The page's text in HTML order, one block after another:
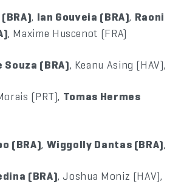
, Ian Gouveia (BRA), Raoni
, Maxime Huscenot (FRA)
Souza (BRA), Keanu Asing (HAV),
(PRT), Tomas Hermes
(BRA), Wiggolly Dantas (BRA),
(BRA), Joshua Moniz (HAV),